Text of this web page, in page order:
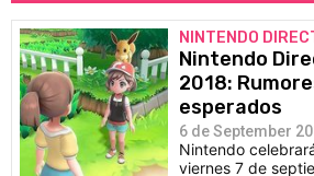
NINTENDO
Nintendo
2018:
esperados
6 de September
Nintendo
viernes 7 de